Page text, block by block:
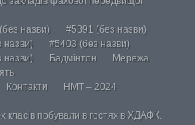
назви)
#5391 (без назви)
назви)
#5403 (без назви)
назви) Бадмінтон
Мережа
Контакти
НМТ – 2024
класів побували в гостях в ХДАФК.